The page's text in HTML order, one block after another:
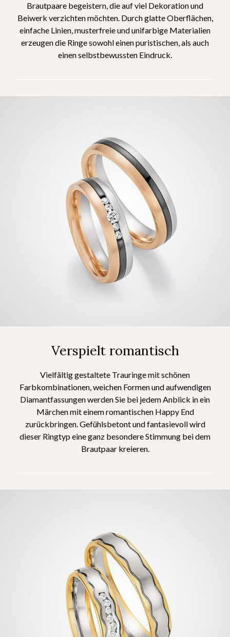
Brautpaare begeistern, die auf viel Dekoration und
Beiwerk verzichten möchten. Durch glatte Oberflächen,
einfache Linien, musterfreie und unifarbige Materialien
erzeugen die Ringe sowohl einen puristischen, als auch
einen selbstbewussten Eindruck.
Verspielt romantisch
Vielfältig gestaltete Trauringe mit schönen
Farbkombinationen, weichen Formen und aufwendigen
Diamantfassungen werden Sie bei jedem Anblick in ein
Märchen mit einem romantischen Happy End
zurückbringen. Gefühlsbetont und fantasievoll wird
dieser Ringtyp eine ganz besondere Stimmung bei dem
Brautpaar kreieren.